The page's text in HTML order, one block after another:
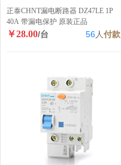
正泰CHNT漏电断路器 DZ47LE 1P
40A 带漏电保护 原装正品
￥28.00/台 56人付款